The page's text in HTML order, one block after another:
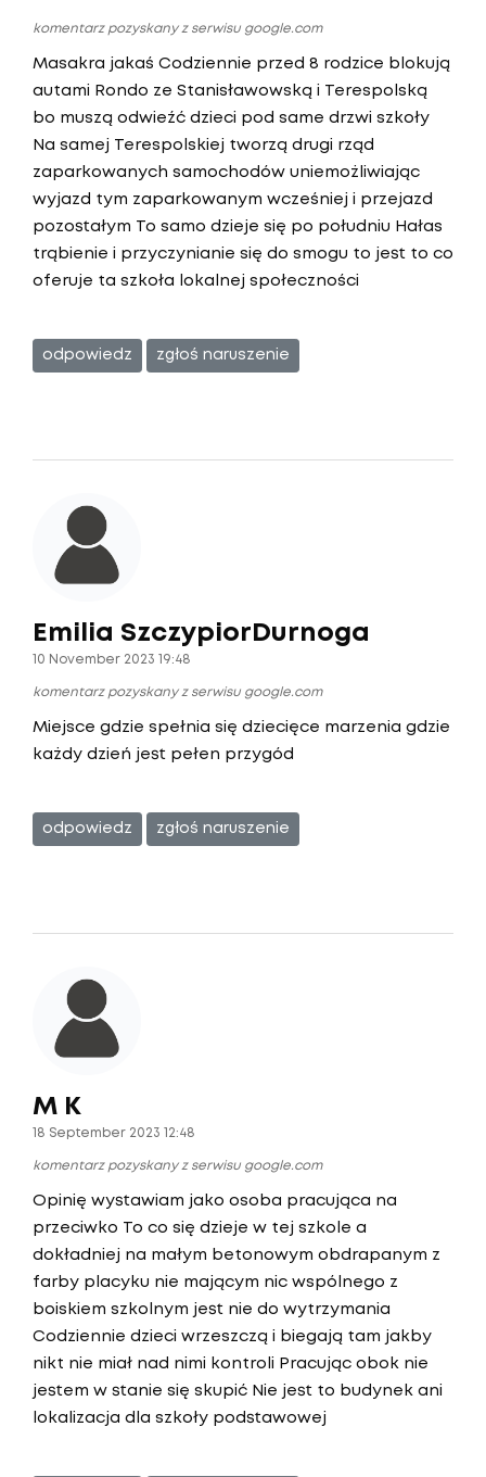
komentarz pozyskany z serwisu google.com
Masakra jakaś Codziennie przed 8 rodzice blokują
autami Rondo ze Stanisławowską i Terespolską
bo muszą odwieźć dzieci pod same drzwi szkoły
Na samej Terespolskiej tworzą drugi rząd
zaparkowanych samochodów uniemożliwiając
wyjazd tym zaparkowanym wcześniej i przejazd
pozostałym To samo dzieje się po południu Hałas
trąbienie i przyczynianie się do smogu to jest to co
oferuje ta szkoła lokalnej społeczności
odpowiedz zgłoś naruszenie
Emilia SzczypiorDurnoga
10 November 2023 19:48
komentarz pozyskany z serwisu google.com
Miejsce gdzie spełnia się dziecięce marzenia gdzie
każdy dzień jest pełen przygód
odpowiedz zgłoś naruszenie
M K
18 September 2023 12:48
komentarz pozyskany z serwisu google.com
Opinię wystawiam jako osoba pracująca na
przeciwko To co się dzieje w tej szkole a
dokładniej na małym betonowym obdrapanym z
farby placyku nie mającym nic wspólnego z
boiskiem szkolnym jest nie do wytrzymania
Codziennie dzieci wrzeszczą i biegają tam jakby
nikt nie miał nad nimi kontroli Pracując obok nie
jestem w stanie się skupić Nie jest to budynek ani
lokalizacja dla szkoły podstawowej